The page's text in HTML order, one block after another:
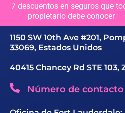
7 descuentos en seguros que
propietario debe conocer
Dirección
1150 SW 10th Ave #201,
33069, Estados Unidos
40415 Chancey Rd STE
Número de contacto